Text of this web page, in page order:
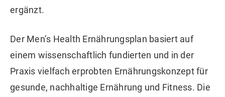
ergänzt.
Der Men’s Health Ernährungsplan basiert auf
einem wissenschaftlich fundierten und in der
Praxis vielfach erprobten Ernährungskonzept für
gesunde, nachhaltige Ernährung und Fitness. Die